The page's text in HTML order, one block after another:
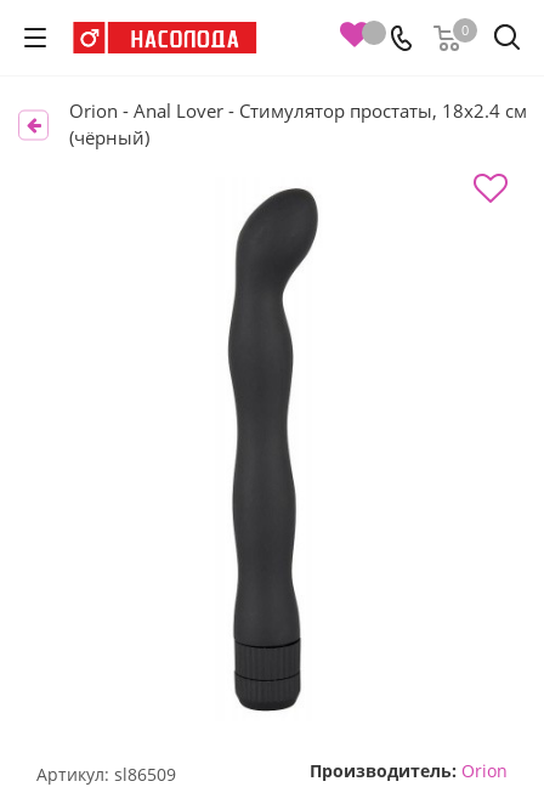
0
Orion - Anal Lover - Стимулятор простаты, 18х2.4 см
(чёрный)
Артикул: sl86509 Производитель: Orion